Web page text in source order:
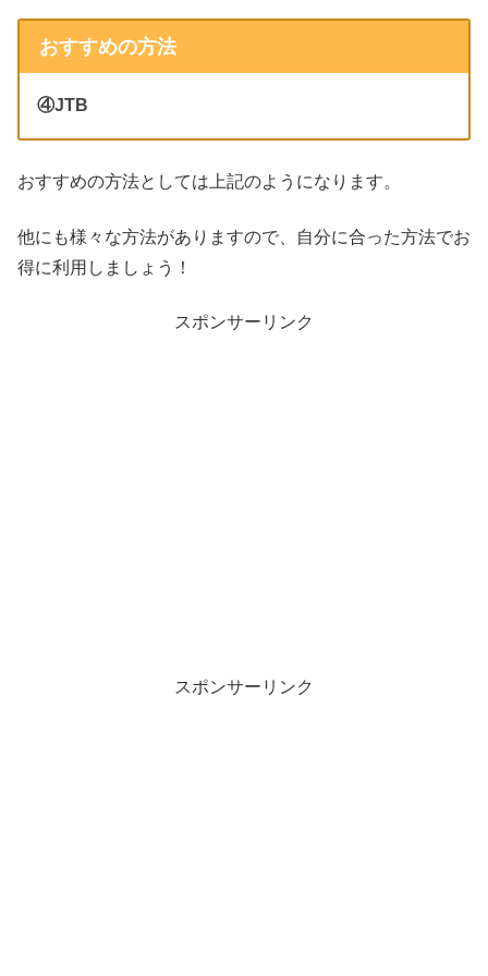
おすすめの方法
④JTB
おすすめの方法としては上記のようになります。
他にも様々な方法がありますので、自分に合った方法でお
得に利用しましょう！
スポンサーリンク
スポンサーリンク